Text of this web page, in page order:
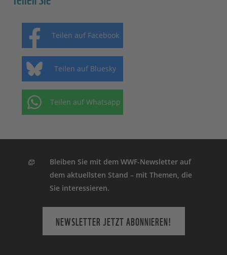
Teilen auf Facebook
Teilen auf Bluesky
Teilen auf Whatsapp
Bleiben Sie mit dem WWF-Newsletter auf
dem aktuellsten Stand – mit Themen, die
Sie interessieren.
NEWSLETTER JETZT ABONNIEREN!